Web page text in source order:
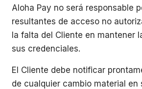
Aloha Pay no será responsable
resultantes de acceso no
la falta del Cliente en mantener
sus credenciales.
El Cliente debe notificar
de cualquier cambio material en